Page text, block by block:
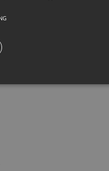
volevano presentarsi alle
trasferì a Borgo San
e provinciale. In questa